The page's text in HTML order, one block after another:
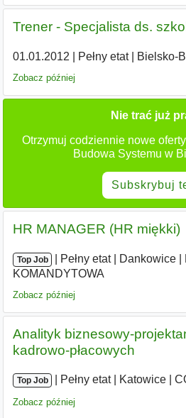
Trener - Specjalista ds.
01.01.2012 Pełny etat| Bielsko-
Zobacz później
Nie trać już
Otrzymuj codziennie nowe
Budowa Systemu w
Subskrybuj
HR MANAGER (HR miękki)
Top Job Pełny etat| Dankowice
KOMANDYTOWA
Zobacz później
Analityk biznesowy-
kadrowo-płacowych
Top Job Pełny etat| Katowice
Zobacz później